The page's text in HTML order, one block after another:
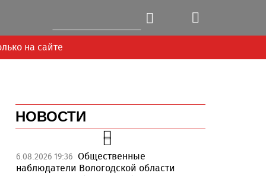
на сайте
НОВОСТИ
6.08.2026 19:36 Общественные
наблюдатели Вологодской области